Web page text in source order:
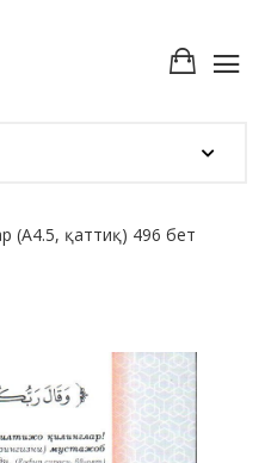
(А4.5, қаттиқ) 496 бет